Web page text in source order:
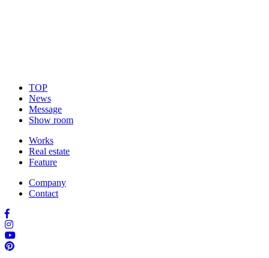
TOP
News
Message
Show room
Works
Real estate
Feature
Company
Contact